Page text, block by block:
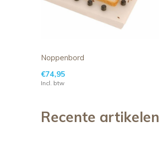
Noppenbord
€74,95
Incl. btw
Recente artikelen